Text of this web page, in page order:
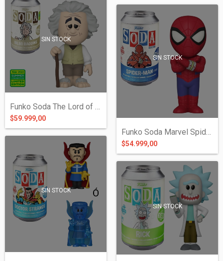
SIN STOCK
Funko Soda The Lord of the Ring Bilbo Bo...
$59.999,00
SIN STOCK
Funko Soda Marvel Spider-Man
$54.999,00
SIN STOCK
SIN STOCK